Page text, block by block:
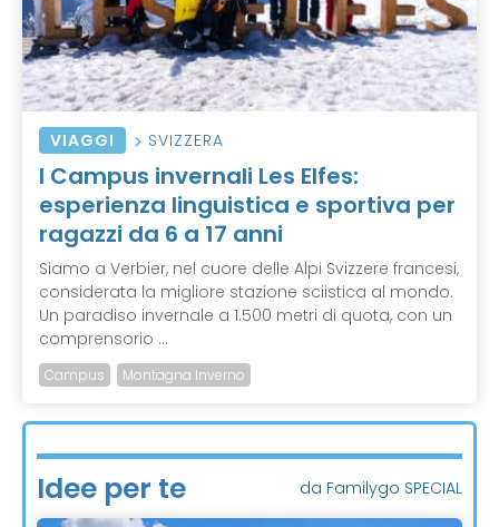
VIAGGI SVIZZERA
I Campus invernali Les Elfes:
esperienza linguistica e sportiva per
ragazzi da 6 a 17 anni
Siamo a Verbier, nel cuore delle Alpi Svizzere francesi,
considerata la migliore stazione sciistica al mondo.
Un paradiso invernale a 1.500 metri di quota, con un
comprensorio ...
Campus Montagna Inverno
Idee per te da Familygo SPECIAL